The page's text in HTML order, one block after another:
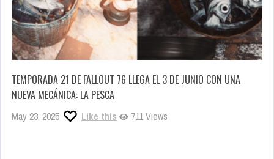
TEMPORADA 21 DE FALLOUT 76 LLEGA EL 3 DE JUNIO CON UNA
NUEVA MECÁNICA: LA PESCA
May 23, 2025 Like this 711 Views